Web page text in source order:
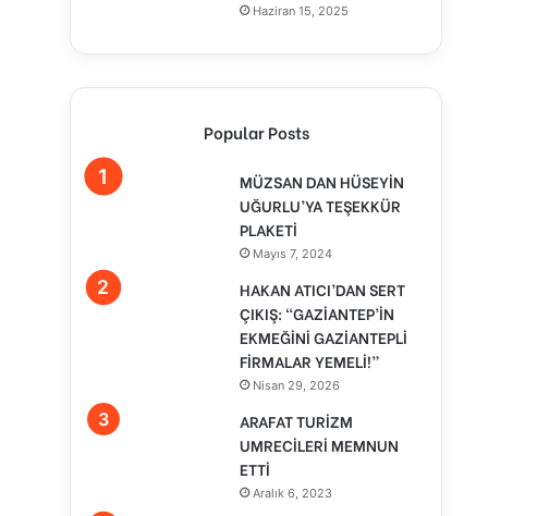
Haziran 15, 2025
Popular Posts
MÜZSAN DAN HÜSEYİN
UĞURLU’YA TEŞEKKÜR
PLAKETİ
Mayıs 7, 2024
HAKAN ATICI’DAN SERT
ÇIKIŞ: “GAZİANTEP’İN
EKMEĞİNİ GAZİANTEPLİ
FİRMALAR YEMELİ!”
Nisan 29, 2026
ARAFAT TURİZM
UMRECİLERİ MEMNUN
ETTİ
Aralık 6, 2023